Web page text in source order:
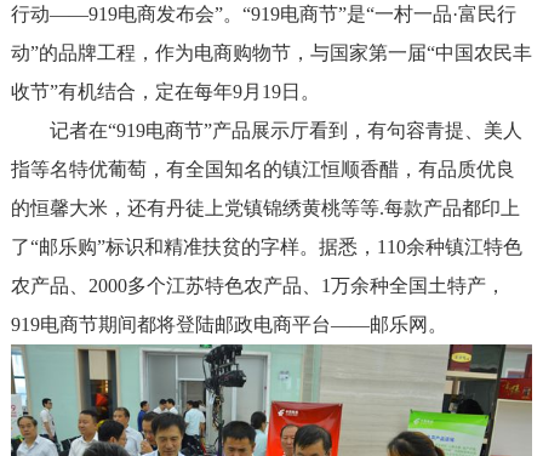
行动——919电商发布会”。“919电商节”是“一村一品·富民行
动”的品牌工程，作为电商购物节，与国家第一届“中国农民丰
收节”有机结合，定在每年9月19日。
记者在“919电商节”产品展示厅看到，有句容青提、美人
指等名特优葡萄，有全国知名的镇江恒顺香醋，有品质优良
的恒馨大米，还有丹徒上党镇锦绣黄桃等等.每款产品都印上
了“邮乐购”标识和精准扶贫的字样。据悉，110余种镇江特色
农产品、2000多个江苏特色农产品、1万余种全国土特产，
919电商节期间都将登陆邮政电商平台——邮乐网。